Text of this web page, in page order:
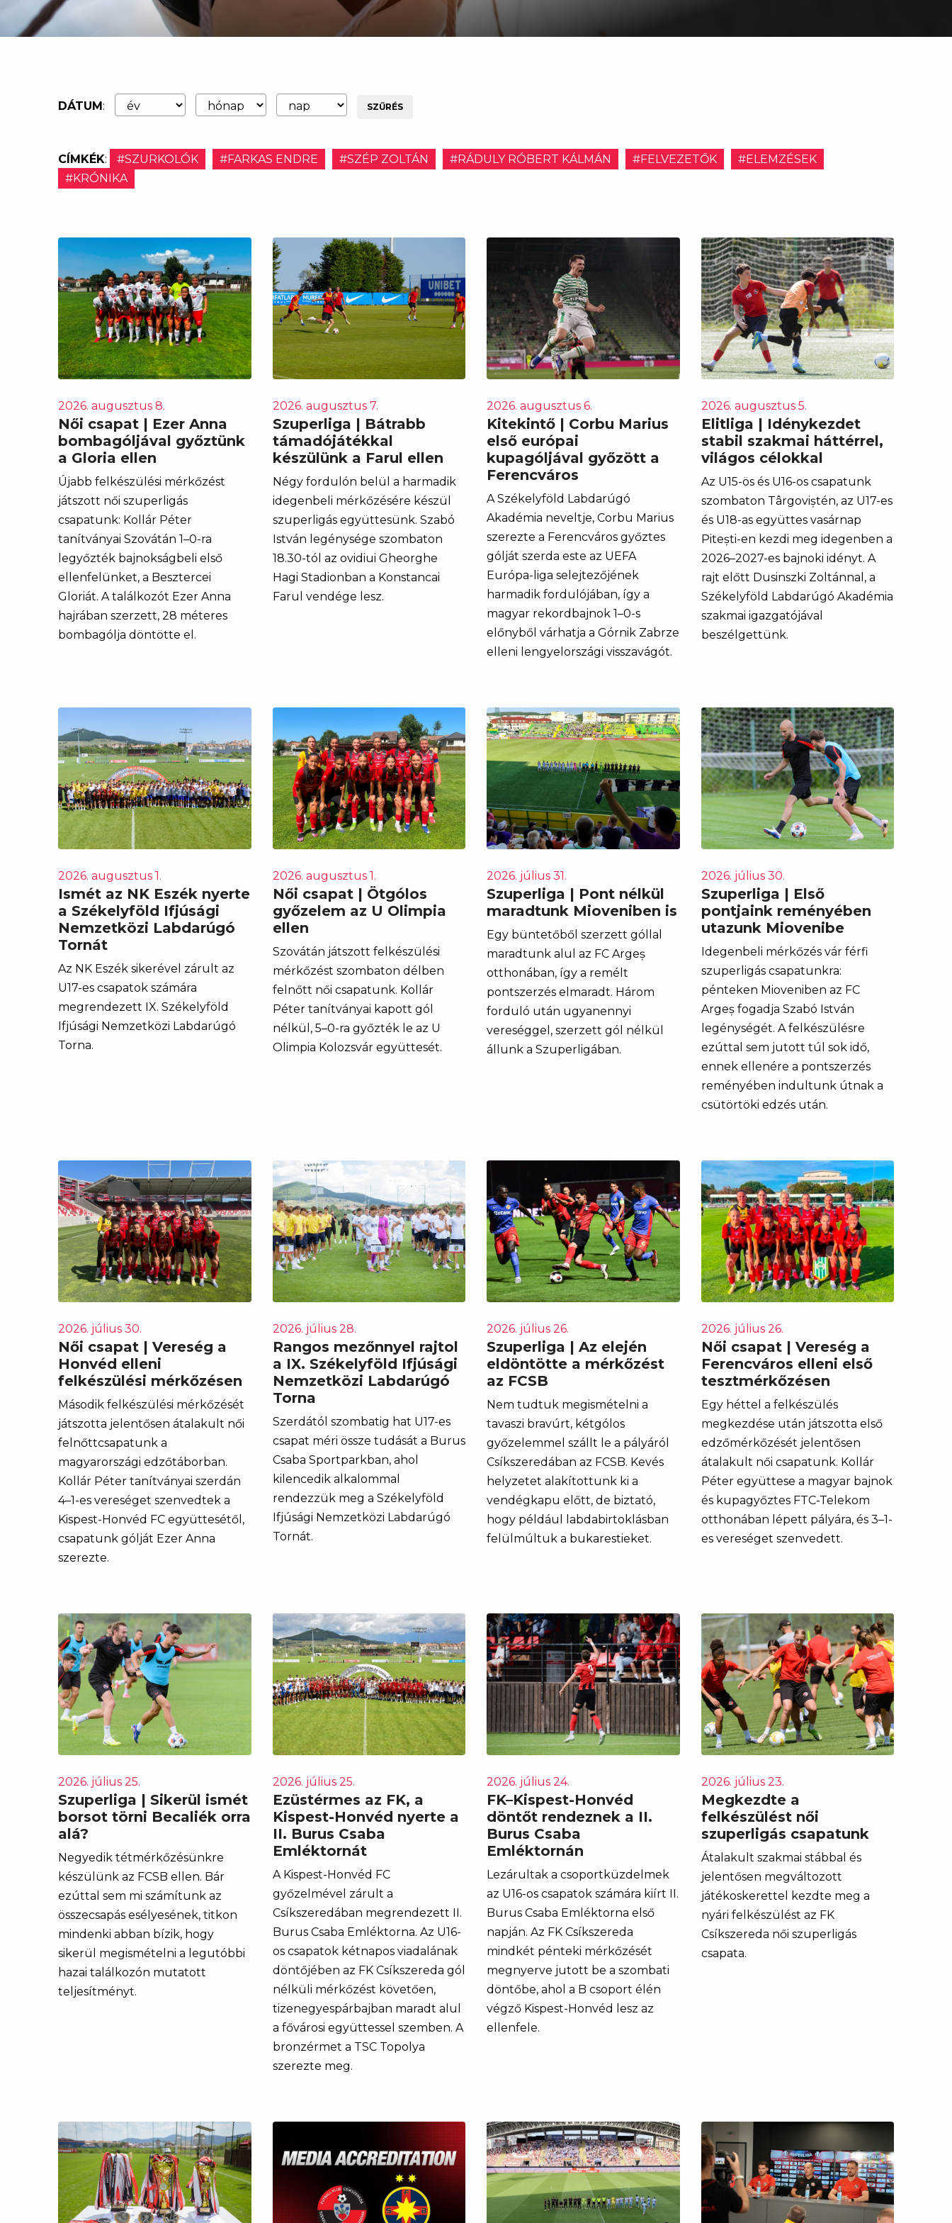
DÁTUM: SZŰRÉS
CÍMKÉK: #SZURKOLÓK #FARKAS ENDRE #SZÉP ZOLTÁN #RÁDULY RÓBERT KÁLMÁN #FELVEZETŐK
#ELEMZÉSEK
#KRÓNIKA
2026. augusztus 8.
Női csapat | Ezer Anna
bombagóljával győztünk
a Gloria ellen
Újabb felkészülési mérkőzést
játszott női szuperligás
csapatunk: Kollár Péter
tanítványai Szovátán 1–0-ra
legyőzték bajnokságbeli első
ellenfelünket, a Besztercei
Gloriát. A találkozót Ezer Anna
hajrában szerzett, 28 méteres
bombagólja döntötte el.
2026. augusztus 7.
Szuperliga | Bátrabb
támadójátékkal
készülünk a Farul ellen
Négy fordulón belül a harmadik
idegenbeli mérkőzésére készül
szuperligás együttesünk. Szabó
István legénysége szombaton
18.30-tól az ovidiui Gheorghe
Hagi Stadionban a Konstancai
Farul vendége lesz.
2026. augusztus 6.
Kitekintő | Corbu Marius
első európai
kupagóljával győzött a
Ferencváros
A Székelyföld Labdarúgó
Akadémia neveltje, Corbu Marius
szerezte a Ferencváros győztes
gólját szerda este az UEFA
Európa-liga selejtezőjének
harmadik fordulójában, így a
magyar rekordbajnok 1–0-s
előnyből várhatja a Górnik Zabrze
elleni lengyelországi visszavágót.
2026. augusztus 5.
Elitliga | Idénykezdet
stabil szakmai háttérrel,
világos célokkal
Az U15-ös és U16-os csapatunk
szombaton Târgoviștén, az U17-es
és U18-as együttes vasárnap
Pitești-en kezdi meg idegenben a
2026–2027-es bajnoki idényt. A
rajt előtt Dusinszki Zoltánnal, a
Székelyföld Labdarúgó Akadémia
szakmai igazgatójával
beszélgettünk.
2026. augusztus 1.
Ismét az NK Eszék nyerte
a Székelyföld Ifjúsági
Nemzetközi Labdarúgó
Tornát
Az NK Eszék sikerével zárult az
U17-es csapatok számára
megrendezett IX. Székelyföld
Ifjúsági Nemzetközi Labdarúgó
Torna.
2026. augusztus 1.
Női csapat | Ötgólos
győzelem az U Olimpia
ellen
Szovátán játszott felkészülési
mérkőzést szombaton délben
felnőtt női csapatunk. Kollár
Péter tanítványai kapott gól
nélkül, 5–0-ra győzték le az U
Olimpia Kolozsvár együttesét.
2026. július 31.
Szuperliga | Pont nélkül
maradtunk Mioveniben is
Egy büntetőből szerzett góllal
maradtunk alul az FC Argeș
otthonában, így a remélt
pontszerzés elmaradt. Három
forduló után ugyanennyi
vereséggel, szerzett gól nélkül
állunk a Szuperligában.
2026. július 30.
Szuperliga | Első
pontjaink reményében
utazunk Miovenibe
Idegenbeli mérkőzés vár férfi
szuperligás csapatunkra:
pénteken Mioveniben az FC
Argeș fogadja Szabó István
legénységét. A felkészülésre
ezúttal sem jutott túl sok idő,
ennek ellenére a pontszerzés
reményében indultunk útnak a
csütörtöki edzés után.
2026. július 30.
Női csapat | Vereség a
Honvéd elleni
felkészülési mérkőzésen
Második felkészülési mérkőzését
játszotta jelentősen átalakult női
felnőttcsapatunk a
magyarországi edzőtáborban.
Kollár Péter tanítványai szerdán
4–1-es vereséget szenvedtek a
Kispest-Honvéd FC együttesétől,
csapatunk gólját Ezer Anna
szerezte.
2026. július 28.
Rangos mezőnnyel rajtol
a IX. Székelyföld Ifjúsági
Nemzetközi Labdarúgó
Torna
Szerdától szombatig hat U17-es
csapat méri össze tudását a Burus
Csaba Sportparkban, ahol
kilencedik alkalommal
rendezzük meg a Székelyföld
Ifjúsági Nemzetközi Labdarúgó
Tornát.
2026. július 26.
Szuperliga | Az elején
eldöntötte a mérkőzést
az FCSB
Nem tudtuk megismételni a
tavaszi bravúrt, kétgólos
győzelemmel szállt le a pályáról
Csíkszeredában az FCSB. Kevés
helyzetet alakítottunk ki a
vendégkapu előtt, de biztató,
hogy például labdabirtoklásban
felülmúltuk a bukarestieket.
2026. július 26.
Női csapat | Vereség a
Ferencváros elleni első
tesztmérkőzésen
Egy héttel a felkészülés
megkezdése után játszotta első
edzőmérkőzését jelentősen
átalakult női csapatunk. Kollár
Péter együttese a magyar bajnok
és kupagyőztes FTC-Telekom
otthonában lépett pályára, és 3–1-
es vereséget szenvedett.
2026. július 25.
Szuperliga | Sikerül ismét
borsot törni Becaliék orra
alá?
Negyedik tétmérkőzésünkre
készülünk az FCSB ellen. Bár
ezúttal sem mi számítunk az
összecsapás esélyesének, titkon
mindenki abban bízik, hogy
sikerül megismételni a legutóbbi
hazai találkozón mutatott
teljesítményt.
2026. július 25.
Ezüstérmes az FK, a
Kispest-Honvéd nyerte a
II. Burus Csaba
Emléktornát
A Kispest-Honvéd FC
győzelmével zárult a
Csíkszeredában megrendezett II.
Burus Csaba Emléktorna. Az U16-
os csapatok kétnapos viadalának
döntőjében az FK Csíkszereda gól
nélküli mérkőzést követően,
tizenegyespárbajban maradt alul
a fővárosi együttessel szemben. A
bronzérmet a TSC Topolya
szerezte meg.
2026. július 24.
FK–Kispest-Honvéd
döntőt rendeznek a II.
Burus Csaba
Emléktornán
Lezárultak a csoportküzdelmek
az U16-os csapatok számára kiírt II.
Burus Csaba Emléktorna első
napján. Az FK Csíkszereda
mindkét pénteki mérkőzését
megnyerve jutott be a szombati
döntőbe, ahol a B csoport élén
végző Kispest-Honvéd lesz az
ellenfele.
2026. július 23.
Megkezdte a
felkészülést női
szuperligás csapatunk
Átalakult szakmai stábbal és
jelentősen megváltozott
játékoskerettel kezdte meg a
nyári felkészülést az FK
Csíkszereda női szuperligás
csapata.